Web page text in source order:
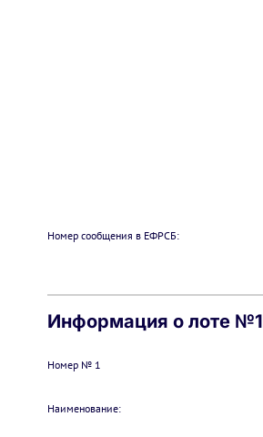
Номер сообщения в ЕФРСБ:
Информация о лоте №1
Номер № 1
Наименование: